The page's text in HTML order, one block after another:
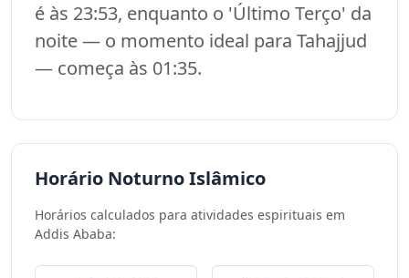
é às 23:53, enquanto o 'Último Terço' da
noite — o momento ideal para Tahajjud
— começa às 01:35.
Horário Noturno Islâmico
Horários calculados para atividades espirituais em
Addis Ababa: